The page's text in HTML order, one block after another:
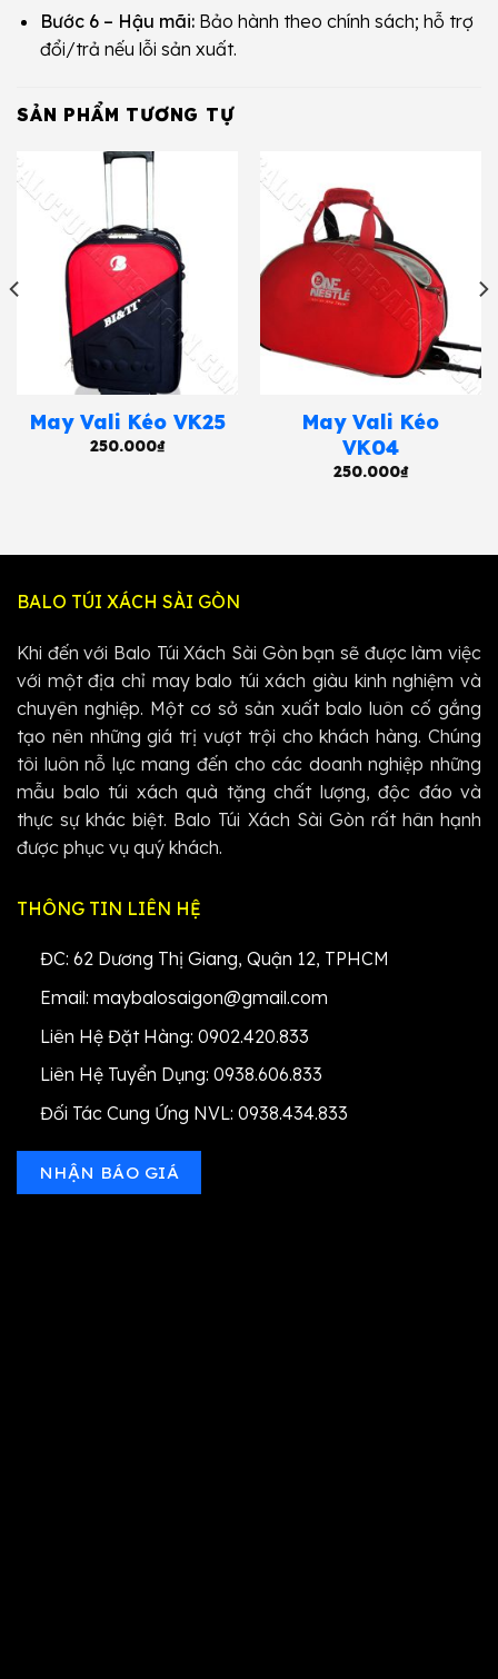
Bước 6 – Hậu mãi:Bảo hành theo chính sách; hỗ trợ
đổi/trả nếu lỗi sản xuất.
SẢN PHẨM TƯƠNG TỰ
May Vali Kéo VK25
250.000₫
May Vali Kéo
VK04
250.000₫
BALO TÚI XÁCH SÀI GÒN
Khi đến với Balo Túi Xách Sài Gòn bạn sẽ được làm việc
với một địa chỉ may balo túi xách giàu kinh nghiệm và
chuyên nghiệp. Một cơ sở sản xuất balo luôn cố gắng
tạo nên những giá trị vượt trội cho khách hàng. Chúng
tôi luôn nỗ lực mang đến cho các doanh nghiệp những
mẫu balo túi xách quà tặng chất lượng, độc đáo và
thực sự khác biệt. Balo Túi Xách Sài Gòn rất hân hạnh
được phục vụ quý khách.
THÔNG TIN LIÊN HỆ
ĐC: 62 Dương Thị Giang, Quận 12, TPHCM
Email: maybalosaigon@gmail.com
Liên Hệ Đặt Hàng: 0902.420.833
Liên Hệ Tuyển Dụng: 0938.606.833
Đối Tác Cung Ứng NVL: 0938.434.833
NHẬN BÁO GIÁ